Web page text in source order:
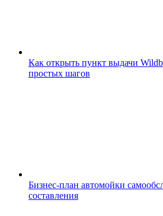
Как открыть пункт выдачи
простых шагов
Бизнес-план автомойки
составления